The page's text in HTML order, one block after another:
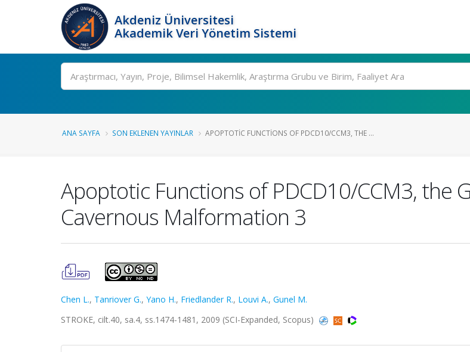
Akdeniz Üniversitesi
Akademik Veri Yönetim Sistemi
Ara
ANA SAYFA SON EKLENEN YAYINLAR APOPTOTIC FUNCTIONS OF PDCD10/CCM3, THE ...
Apoptotic Functions of PDCD10/CCM3, the
Cavernous Malformation 3
Chen L., Tanriover G., Yano H., Friedlander R., Louvi A., Gunel M.
STROKE, cilt.40, sa.4, ss.1474-1481, 2009 (SCI-Expanded, Scopus)